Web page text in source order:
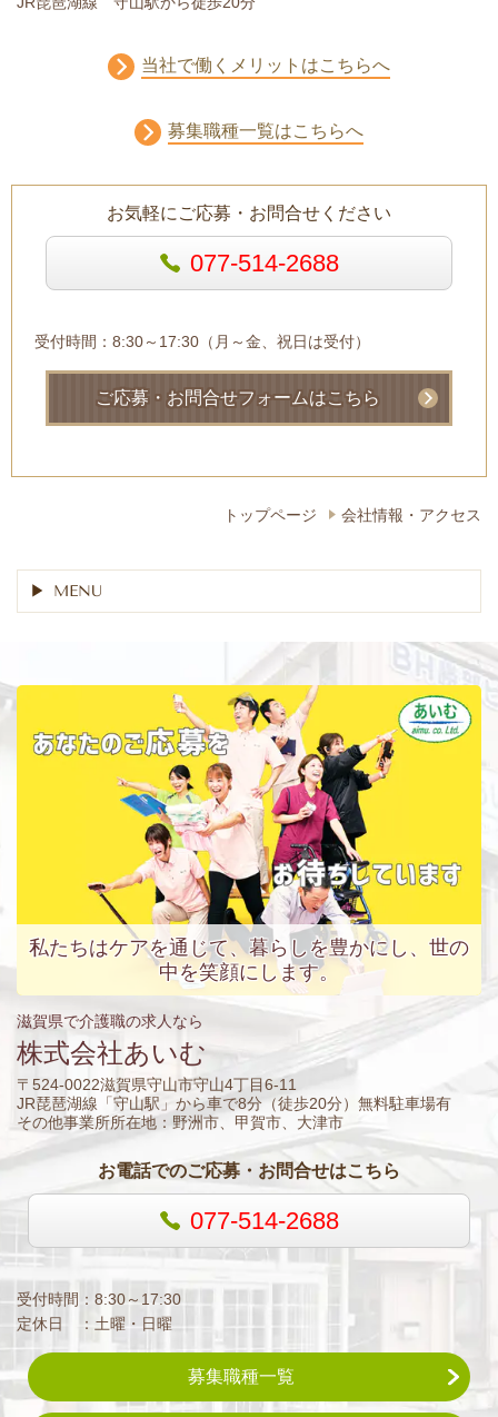
当社で働くメリットはこちらへ
募集職種一覧はこちらへ
お気軽にご応募・お問合せください
077-514-2688
受付時間：8:30～17:30（月～金、祝日は受付）
ご応募・お問合せフォームはこちら
トップページ 会社情報・アクセス
MENU
私たちはケアを通じて、暮らしを豊かにし、世の
中を笑顔にします。
滋賀県で介護職の求人なら
株式会社あいむ
〒524-0022滋賀県守山市守山4丁目6-11
JR琵琶湖線「守山駅」から車で8分（徒歩20分）無料駐車場有
その他事業所所在地：野洲市、甲賀市、大津市
お電話でのご応募・お問合せはこちら
077-514-2688
受付時間：8:30～17:30
定休日 ：土曜・日曜
募集職種一覧